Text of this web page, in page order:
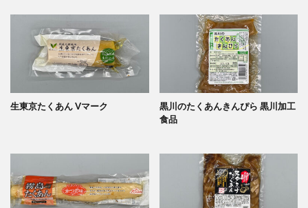
生東京たくあん Vマーク
黒川のたくあんきんぴら 黒川加工
食品